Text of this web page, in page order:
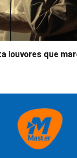
louvores que